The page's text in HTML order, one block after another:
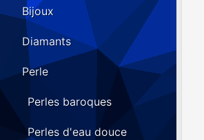
Bijoux
Diamants
Perle
Perles baroques
Perles d'eau douce